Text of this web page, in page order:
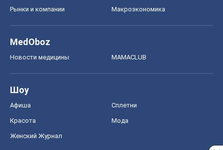
Рынки и компании Mакроэкономика
MedOboz
Новости медицины MAMACLUB
Шоу
Афиша Сплетни
Красота Мода
Женский Журнал